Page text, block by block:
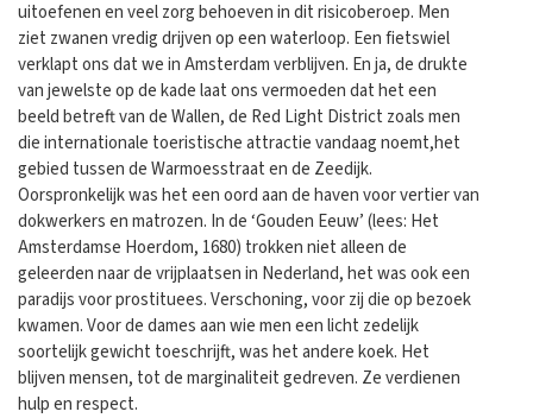
uitoefenen en veel zorg behoeven in dit risicoberoep. Men
ziet zwanen vredig drijven op een waterloop. Een fietswiel
verklapt ons dat we in Amsterdam verblijven. En ja, de drukte
van jewelste op de kade laat ons vermoeden dat het een
beeld betreft van de Wallen, de Red Light District zoals men
die internationale toeristische attractie vandaag noemt,het
gebied tussen de Warmoesstraat en de Zeedijk.
Oorspronkelijk was het een oord aan de haven voor vertier van
dokwerkers en matrozen. In de ‘Gouden Eeuw’ (lees: Het
Amsterdamse Hoerdom, 1680) trokken niet alleen de
geleerden naar de vrijplaatsen in Nederland, het was ook een
paradijs voor prostituees. Verschoning, voor zij die op bezoek
kwamen. Voor de dames aan wie men een licht zedelijk
soortelijk gewicht toeschrijft, was het andere koek. Het
blijven mensen, tot de marginaliteit gedreven. Ze verdienen
hulp en respect.